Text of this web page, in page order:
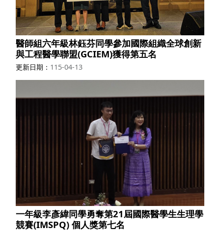
醫師組六年級林鈺芬同學參加國際組織全球創新
與工程醫學聯盟(GCIEM)獲得第五名
更新日期 115-04-13
一年級李彥緯同學勇奪第21屆國際醫學生生理學
競賽(IMSPQ) 個人獎第七名